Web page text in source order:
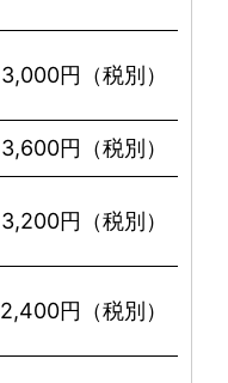
3,000円（税別）
3,600円（税別）
3,200円（税別）
2,400円（税別）